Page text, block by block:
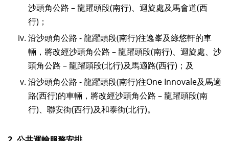
沙頭角公路 – 龍躍頭段(南行)、迴旋處及馬會道(西
行)；
沿沙頭角公路 - 龍躍頭段(南行)往逸峯及綠悠軒的車
輛，將改經沙頭角公路 – 龍躍頭段(南行)、迴旋處、沙
頭角公路 – 龍躍頭段(北行)及馬適路(西行)；及
沿沙頭角公路 - 龍躍頭段(南行)往One Innovale及馬適
路(西行)的車輛，將改經沙頭角公路 – 龍躍頭段(南
行)、聯安街(西行)及和泰街(北行)。